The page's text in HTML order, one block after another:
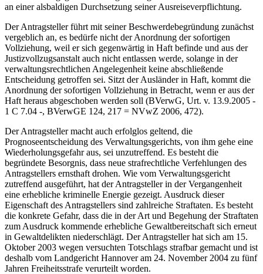
an einer alsbaldigen Durchsetzung seiner Ausreiseverpflichtung.
Der Antragsteller führt mit seiner Beschwerdebegründung zunächst
vergeblich an, es bedürfe nicht der Anordnung der sofortigen
Vollziehung, weil er sich gegenwärtig in Haft befinde und aus der
Justizvollzugsanstalt auch nicht entlassen werde, solange in der
verwaltungsrechtlichen Angelegenheit keine abschließende
Entscheidung getroffen sei. Sitzt der Ausländer in Haft, kommt die
Anordnung der sofortigen Vollziehung in Betracht, wenn er aus der
Haft heraus abgeschoben werden soll (BVerwG, Urt. v. 13.9.2005 -
1 C 7.04 -, BVerwGE 124, 217 = NVwZ 2006, 472).
Der Antragsteller macht auch erfolglos geltend, die
Prognoseentscheidung des Verwaltungsgerichts, von ihm gehe eine
Wiederholungsgefahr aus, sei unzutreffend. Es besteht die
begründete Besorgnis, dass neue strafrechtliche Verfehlungen des
Antragstellers ernsthaft drohen. Wie vom Verwaltungsgericht
zutreffend ausgeführt, hat der Antragsteller in der Vergangenheit
eine erhebliche kriminelle Energie gezeigt. Ausdruck dieser
Eigenschaft des Antragstellers sind zahlreiche Straftaten. Es besteht
die konkrete Gefahr, dass die in der Art und Begehung der Straftaten
zum Ausdruck kommende erhebliche Gewaltbereitschaft sich erneut
in Gewaltdelikten niederschlägt. Der Antragsteller hat sich am 15.
Oktober 2003 wegen versuchten Totschlags strafbar gemacht und ist
deshalb vom Landgericht Hannover am 24. November 2004 zu fünf
Jahren Freiheitsstrafe verurteilt worden.